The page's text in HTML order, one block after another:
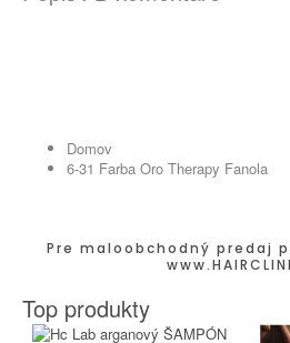
Domov
6-31 Farba Oro Therapy Fanola
Pre maloobchodný predaj
Top produkty